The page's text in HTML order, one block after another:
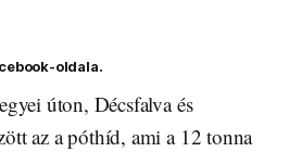
oldala.
úton, Décsfalva és
az a póthíd, ami a 12 tonna